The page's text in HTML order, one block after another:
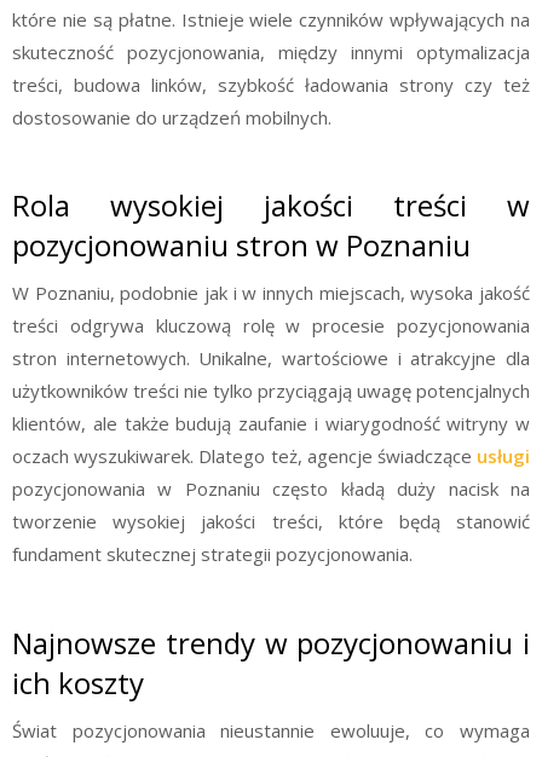
które nie są płatne. Istnieje wiele czynników wpływających na
skuteczność pozycjonowania, między innymi optymalizacja
treści, budowa linków, szybkość ładowania strony czy też
dostosowanie do urządzeń mobilnych.
Rola wysokiej jakości treści w
pozycjonowaniu stron w Poznaniu
W Poznaniu, podobnie jak i w innych miejscach, wysoka jakość
treści odgrywa kluczową rolę w procesie pozycjonowania
stron internetowych. Unikalne, wartościowe i atrakcyjne dla
użytkowników treści nie tylko przyciągają uwagę potencjalnych
klientów, ale także budują zaufanie i wiarygodność witryny w
oczach wyszukiwarek. Dlatego też, agencje świadczące usługi
pozycjonowania w Poznaniu często kładą duży nacisk na
tworzenie wysokiej jakości treści, które będą stanowić
fundament skutecznej strategii pozycjonowania.
Najnowsze trendy w pozycjonowaniu i
ich koszty
Świat pozycjonowania nieustannie ewoluuje, co wymaga